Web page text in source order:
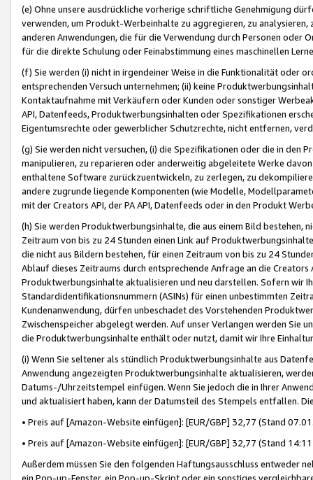
(e) Ohne unsere ausdrückliche vorherige schriftliche Genehmigung
verwenden, um Produkt-Werbeinhalte zu aggregieren, zu
anderen Anwendungen, die für die Verwendung durch Personen
für die direkte Schulung oder Feinabstimmung eines maschinellen
(f) Sie werden (i) nicht in irgendeiner Weise in die Funktionalität oder
entsprechenden Versuch unternehmen; (ii) keine
Kontaktaufnahme mit Verkäufern oder Kunden oder sonstiger
API, Datenfeeds, Produktwerbungsinhalten oder Spezifikationen
Eigentumsrechte oder gewerblicher Schutzrechte, nicht entfernen,
(g) Sie werden nicht versuchen, (i) die Spezifikationen oder die in
manipulieren, zu reparieren oder anderweitig abgeleitete Werke
enthaltene Software zurückzuentwickeln, zu zerlegen, zu
andere zugrunde liegende Komponenten (wie Modelle,
mit der Creators API, der PA API, Datenfeeds oder in den Produkt
(h) Sie werden Produktwerbungsinhalte, die aus einem Bild bestehen,
Zeitraum von bis zu 24 Stunden einen Link auf
die nicht aus Bildern bestehen, für einen Zeitraum von bis zu 24
Ablauf dieses Zeitraums durch entsprechende Anfrage an die
Produktwerbungsinhalte aktualisieren und neu darstellen. Sofern wir
Standardidentifikationsnummern (ASINs) für einen unbestimmten
Kundenanwendung, dürfen unbeschadet des Vorstehenden
Zwischenspeicher abgelegt werden. Auf unser Verlangen werden Sie
die Produktwerbungsinhalte enthält oder nutzt, damit wir Ihre
(i) Wenn Sie seltener als stündlich Produktwerbungsinhalte aus
Anwendung angezeigten Produktwerbungsinhalte aktualisieren,
Datums-/Uhrzeitstempel einfügen. Wenn Sie jedoch die in Ihrer
und aktualisiert haben, kann der Datumsteil des Stempels entfallen.
• Preis auf [Amazon-Website einfügen]: [EUR/GBP] 32,77 (Stand
• Preis auf [Amazon-Website einfügen]: [EUR/GBP] 32,77 (Stand
Außerdem müssen Sie den folgenden Haftungsausschluss entweder
ein Pop-up-Fenster, ein Pop-up-Skript oder ein sonstiges